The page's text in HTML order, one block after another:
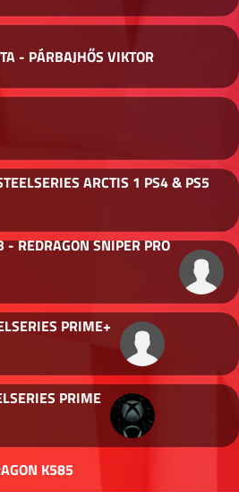
- PÁRBAJHŐS VIKTOR
ARCTIS 1 PS4 & PS5
- REDRAGON SNIPER PRO
PRIME+
PRIME
K585